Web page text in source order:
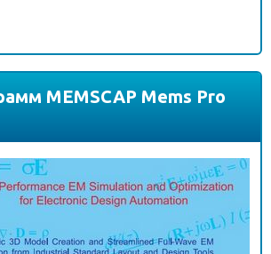
MEMSCAP Mems Pro